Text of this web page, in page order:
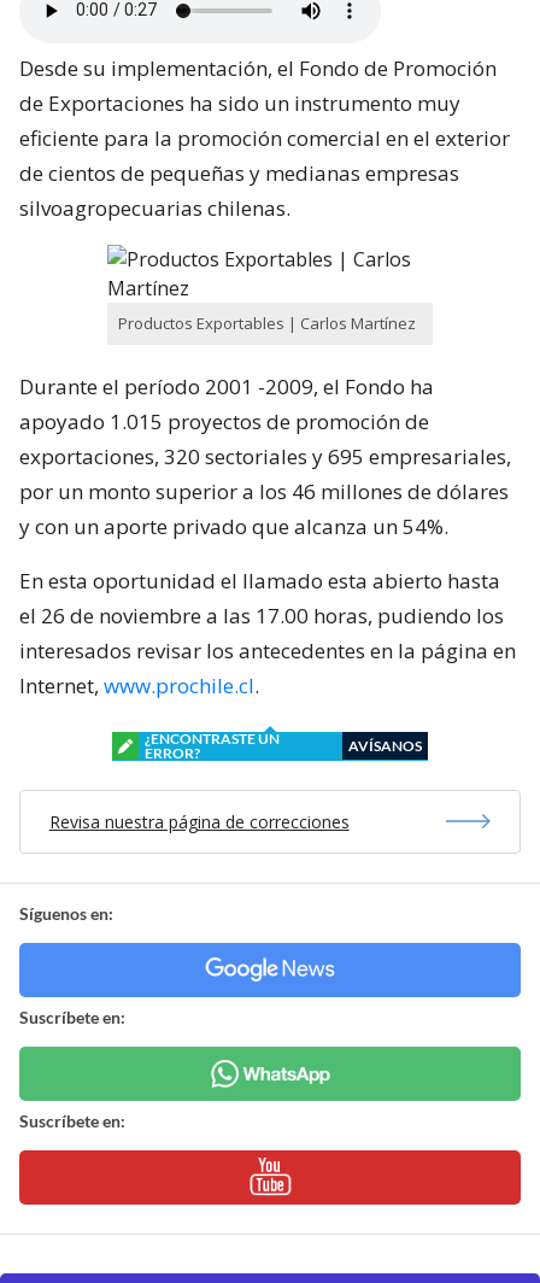
Desde su implementación, el Fondo de Promoción
de Exportaciones ha sido un instrumento muy
eficiente para la promoción comercial en el exterior
de cientos de pequeñas y medianas empresas
silvoagropecuarias chilenas.
Productos Exportables | Carlos Martínez
Durante el período 2001 -2009, el Fondo ha
apoyado 1.015 proyectos de promoción de
exportaciones, 320 sectoriales y 695 empresariales,
por un monto superior a los 46 millones de dólares
y con un aporte privado que alcanza un 54%.
En esta oportunidad el llamado esta abierto hasta
el 26 de noviembre a las 17.00 horas, pudiendo los
interesados revisar los antecedentes en la página en
Internet, www.prochile.cl.
¿ENCONTRASTE UN
ERROR?
AVÍSANOS
Revisa nuestra página de correcciones
Síguenos en:
Suscríbete en:
Suscríbete en: